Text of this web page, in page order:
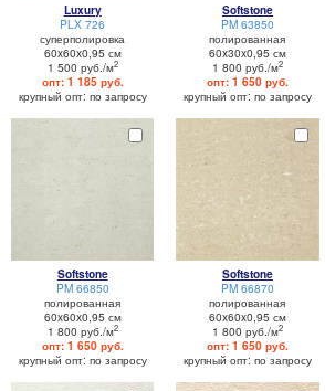
Luxury
PLX 726
суперполировка
60x60x0,95 см
1 500 руб./м2
опт: 1 185 руб.
крупный опт: по запросу
Softstone
PM 63850
полированная
60x30x0,95 см
1 800 руб./м2
опт: 1 650 руб.
крупный опт: по запросу
Softstone
PM 66850
полированная
60x60x0,95 см
1 800 руб./м2
опт: 1 650 руб.
крупный опт: по запросу
Softstone
PM 66870
полированная
60x60x0,95 см
1 800 руб./м2
опт: 1 650 руб.
крупный опт: по запросу